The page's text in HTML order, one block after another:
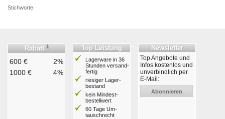
Stichworte:
Rabatt 1
600 €
2%
1000 €
4%
Top Leistung
Lagerware in 36
Stunden ver­sand­
fertig
riesiger Lager­
bestand
kein Mindest­
bestell­wert
60 Tage Um­
tausch­recht
Newsletter
Top Angebote und
Infos kostenlos und
unverbindlich per
E-Mail:
Abonnieren